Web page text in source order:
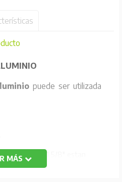
puede ser utilizada
de 1 5/8" estan
una superficie
MÁS